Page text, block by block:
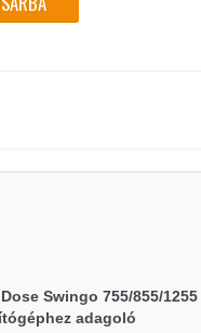
Swingo 755/855/1255
adagoló